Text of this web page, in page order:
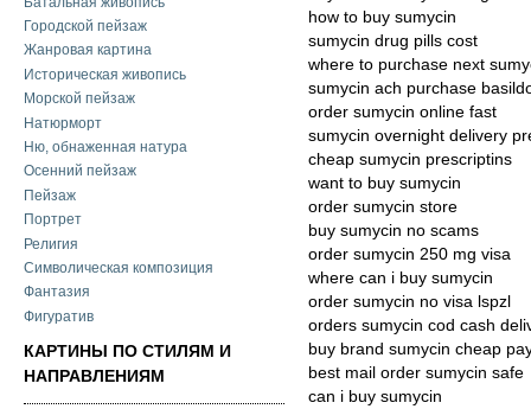
Городской пейзаж
Жанровая картина
Историческая живопись
Морской пейзаж
Натюрморт
Ню, обнаженная натура
Осенний пейзаж
Пейзаж
Портрет
Религия
Символическая композиция
Фантазия
Фигуратив
КАРТИНЫ ПО СТИЛЯМ И
НАПРАВЛЕНИЯМ
how to buy sumycin
sumycin drug pills cost
where to purchase next
sumycin ach purchase
order sumycin online fast
sumycin overnight delivery
cheap sumycin prescriptins
want to buy sumycin
order sumycin store
buy sumycin no scams
order sumycin 250 mg visa
where can i buy sumycin
order sumycin no visa lspzl
orders sumycin cod cash
buy brand sumycin cheap
best mail order sumycin safe
can i buy sumycin